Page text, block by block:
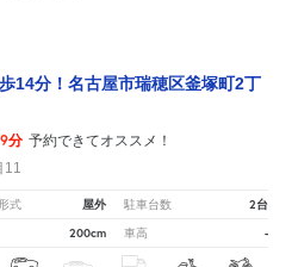
14分！名古屋市瑞穂区釜塚町2丁
分 予約できてオススメ！
式 屋外 駐車台数 2台
200cm 車高 -